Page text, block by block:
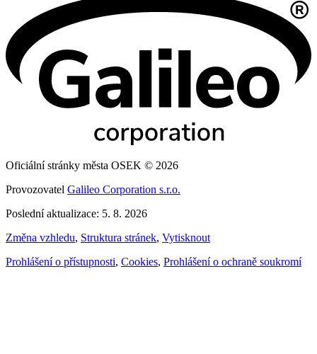
Oficiální stránky města OSEK © 2026
Provozovatel Galileo Corporation s.r.o.
Poslední aktualizace: 5. 8. 2026
Změna vzhledu, Struktura stránek, Vytisknout
Prohlášení o přístupnosti, Cookies, Prohlášení o ochraně soukromí